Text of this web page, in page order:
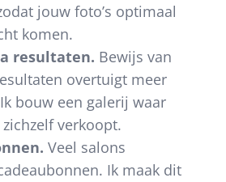
jouw foto’s optimaal
komen.
resultaten. Bewijs van
overtuigt meer
bouw een galerij waar
verkoopt.
Veel salons
Ik maak dit